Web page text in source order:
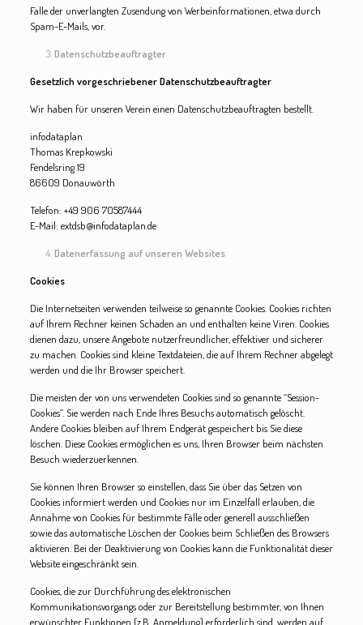
Falle der unverlangten Zusendung von Werbeinformationen, etwa durch
Spam-E-Mails, vor.
Datenschutzbeauftragter
Gesetzlich vorgeschriebener Datenschutzbeauftragter
Wir haben für unseren Verein einen Datenschutzbeauftragten bestellt.
infodataplan
Thomas Krepkowski
Fendelsring 19
86609 Donauwörth
Telefon: +49 906 70587444
E-Mail: extdsb@infodataplan.de
Datenerfassung auf unseren Websites
Cookies
Die Internetseiten verwenden teilweise so genannte Cookies. Cookies richten
auf Ihrem Rechner keinen Schaden an und enthalten keine Viren. Cookies
dienen dazu, unsere Angebote nutzerfreundlicher, effektiver und sicherer
zu machen. Cookies sind kleine Textdateien, die auf Ihrem Rechner abgelegt
werden und die Ihr Browser speichert.
Die meisten der von uns verwendeten Cookies sind so genannte “Session-
Cookies”. Sie werden nach Ende Ihres Besuchs automatisch gelöscht.
Andere Cookies bleiben auf Ihrem Endgerät gespeichert bis Sie diese
löschen. Diese Cookies ermöglichen es uns, Ihren Browser beim nächsten
Besuch wiederzuerkennen.
Sie können Ihren Browser so einstellen, dass Sie über das Setzen von
Cookies informiert werden und Cookies nur im Einzelfall erlauben, die
Annahme von Cookies für bestimmte Fälle oder generell ausschließen
sowie das automatische Löschen der Cookies beim Schließen des Browsers
aktivieren. Bei der Deaktivierung von Cookies kann die Funktionalität dieser
Website eingeschränkt sein.
Cookies, die zur Durchführung des elektronischen
Kommunikationsvorgangs oder zur Bereitstellung bestimmter, von Ihnen
erwünschter Funktionen (z.B. Anmeldung) erforderlich sind, werden auf